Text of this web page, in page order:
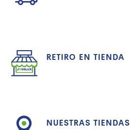
RETIRO EN TIENDA
NUESTRAS TIENDAS